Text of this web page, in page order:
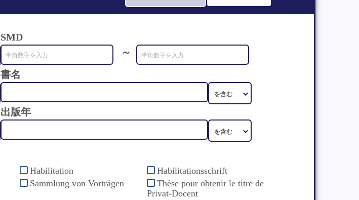
SMD
～
書名
出版年
Habilitation
Habilitationsschrift
Sammlung von Vorträgen
Thèse pour obtenir le titre de
Privat-Docent